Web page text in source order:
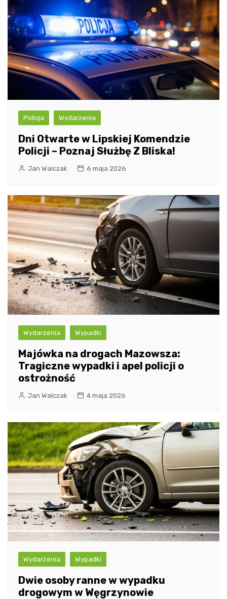
Policja Wydarzenia
Dni Otwarte w Lipskiej Komendzie
Policji – Poznaj Służbę Z Bliska!
Jan Walczak 6 maja 2026
Wydarzenia Wypadki
Majówka na drogach Mazowsza:
Tragiczne wypadki i apel policji o
ostrożność
Jan Walczak 4 maja 2026
Wydarzenia Wypadki
Dwie osoby ranne w wypadku
drogowym w Węgrzynowie